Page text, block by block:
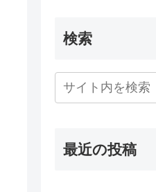
検索
最近の投稿